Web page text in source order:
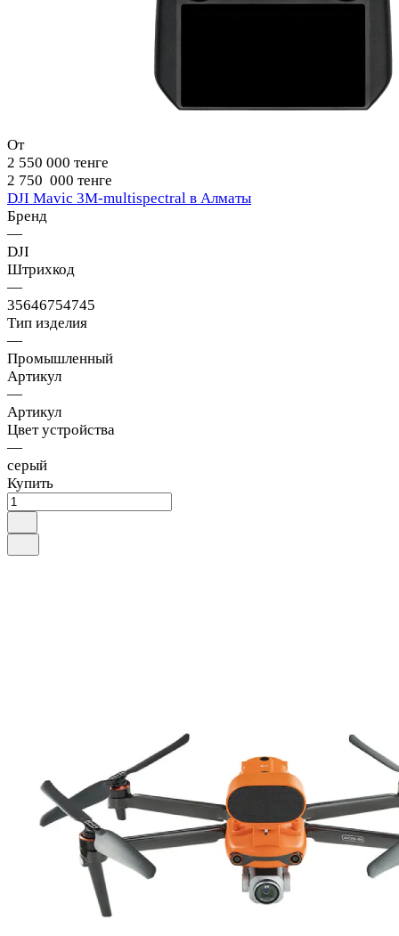
От
2 550 000 тенге
2 750 000 тенге
DJI Mavic 3M-multispectral в Алматы
Бренд
—
DJI
Штрихкод
—
35646754745
Тип изделия
—
Промышленный
Артикул
—
Артикул
Цвет устройства
—
серый
Купить